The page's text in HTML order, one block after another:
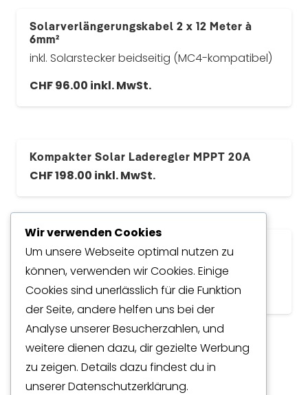
Solarverlängerungskabel 2 x 12 Meter à
6mm²
inkl. Solarstecker beidseitig (MC4-kompatibel)
CHF96.00 inkl. MwSt.
Kompakter Solar Laderegler MPPT 20A
CHF198.00 inkl. MwSt.
Solar Laderegler 4860 MPPT
60A
CHF495.00 inkl. MwSt.
Wir verwenden Cookies
Um unsere Webseite optimal nutzen zu
können, verwenden wir Cookies. Einige
Cookies sind unerlässlich für die Funktion
der Seite, andere helfen uns bei der
Analyse unserer Besucherzahlen, und
weitere dienen dazu, dir gezielte Werbung
zu zeigen. Details dazu findest du in
unserer Datenschutzerklärung.